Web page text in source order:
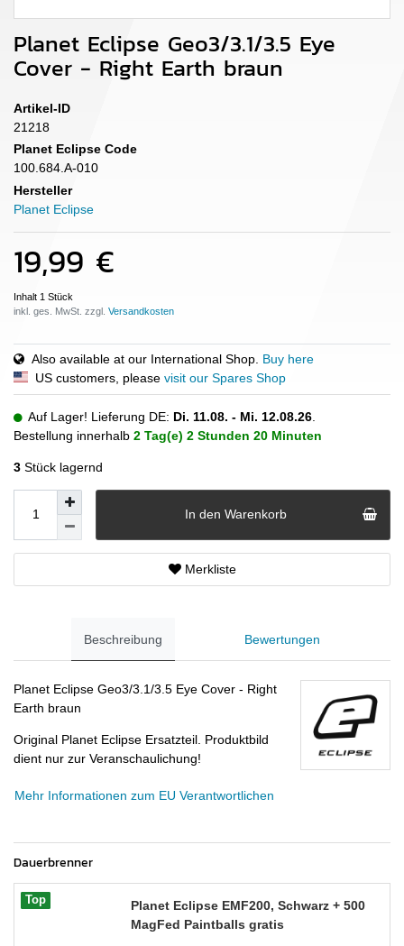
Planet Eclipse Geo3/3.1/3.5 Eye
Cover - Right Earth braun
Artikel-ID
21218
Planet Eclipse Code
100.684.A-010
Hersteller
Planet Eclipse
19,99 €
Inhalt 1 Stück
inkl. ges. MwSt. zzgl.
Also available at our International Shop. Buy here
US customers, please visit our Spares Shop
Auf Lager! Lieferung DE: Di. 11.08. - Mi. 12.08.26
Bestellung innerhalb 2 Tag(e) 2 Stunden 20 Minuten
3 Stück lagernd
In den Warenkorb
Merkliste
Beschreibung Bewertungen
Planet Eclipse Geo3/3.1/3.5 Eye Cover - Right
Earth braun
Original Planet Eclipse Ersatzteil. Produktbild
dient nur zur Veranschaulichung!
Mehr Informationen zum EU Verantwortlichen
Dauerbrenner
Top
Planet Eclipse EMF200, Schwarz + 500
MagFed Paintballs gratis